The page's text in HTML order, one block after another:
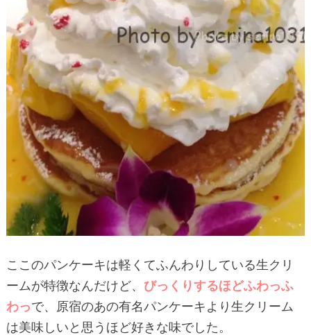
ここのパンケーキは軽くてふんわりしている生クリ
ームが特徴なんだけど、 びっくりするほどふわっふ
わっで、原宿のあの有名パンケーキより生クリーム
は美味しいと思うほど好きな味でした。